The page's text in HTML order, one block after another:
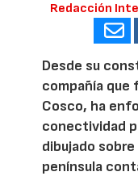
Redacción
Desde su
compañía que
Cosco, ha
conectividad
dibujado
península